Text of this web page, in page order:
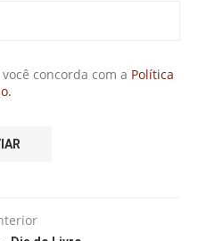
concorda com a Política